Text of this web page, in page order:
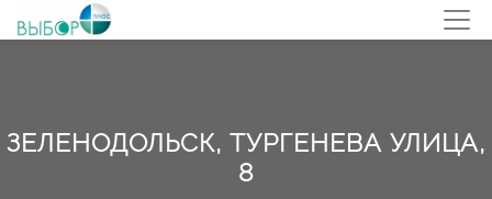
ЗЕЛЕНОДОЛЬСК, ТУРГЕНЕВА УЛИЦА,
8